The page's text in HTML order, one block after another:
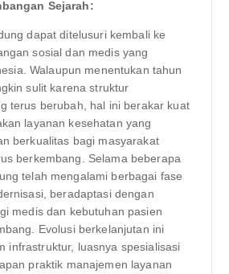
Sejarah:
dapat ditelusuri kembali ke
sosial dan medis yang
Walaupun menentukan tahun
sulit karena struktur
terus berubah, hal ini berakar kuat
layanan kesehatan yang
berkualitas bagi masyarakat
berkembang. Selama beberapa
telah mengalami berbagai fase
beradaptasi dengan
medis dan kebutuhan pasien
Evolusi berkelanjutan ini
infrastruktur, luasnya spesialisasi
praktik manajemen layanan